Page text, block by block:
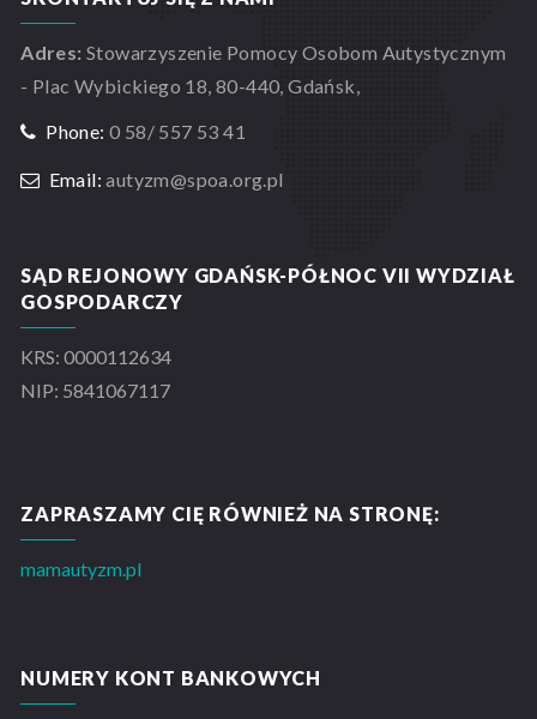
Adres: Stowarzyszenie Pomocy Osobom Autystycznym
- Plac Wybickiego 18, 80-440, Gdańsk,
Phone: 0 58/ 557 53 41
Email: autyzm@spoa.org.pl
SĄD REJONOWY GDAŃSK-PÓŁNOC VII WYDZIAŁ
GOSPODARCZY
KRS: 0000112634
NIP: 5841067117
ZAPRASZAMY CIĘ RÓWNIEŻ NA STRONĘ:
mamautyzm.pl
NUMERY KONT BANKOWYCH